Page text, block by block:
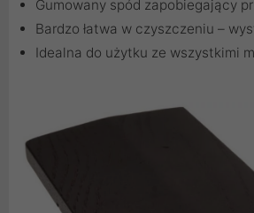
Gumowany spód zapobiegający
Bardzo łatwa w czyszczeniu –
Idealna do użytku ze wszystkimi